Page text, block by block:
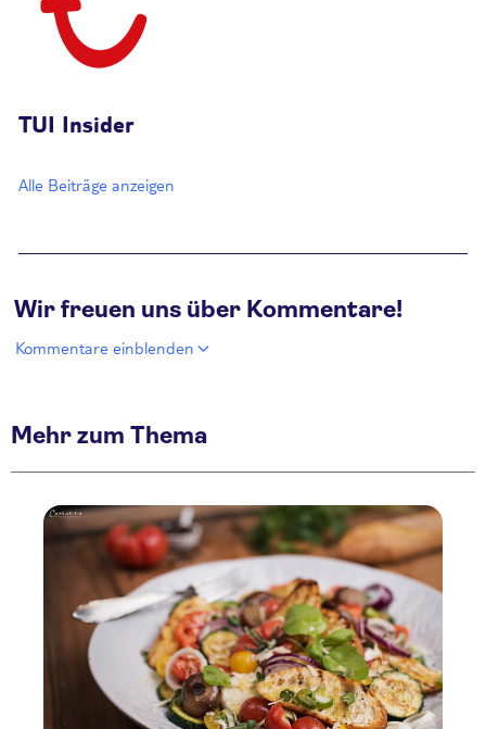
TUI Insider
Alle Beiträge anzeigen
Wir freuen uns über Kommentare!
Kommentare einblenden
Mehr zum Thema